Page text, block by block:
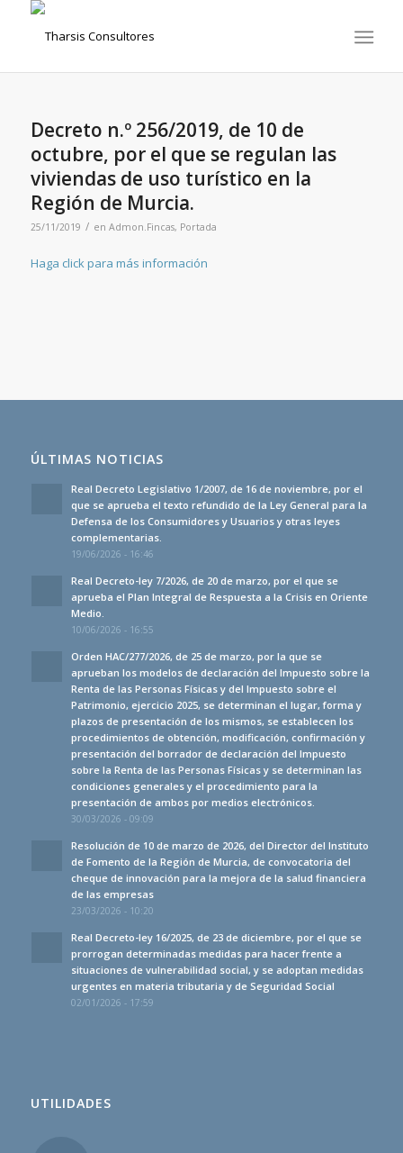
Decreto n.º 256/2019, de 10 de
octubre, por el que se regulan las
viviendas de uso turístico en la
Región de Murcia.
25/11/2019 / en Admon.Fincas, Portada
Haga click para más información
ÚLTIMAS NOTICIAS
Real Decreto Legislativo 1/2007, de 16 de noviembre, por el
que se aprueba el texto refundido de la Ley General para la
Defensa de los Consumidores y Usuarios y otras leyes
complementarias.
19/06/2026 - 16:46
Real Decreto-ley 7/2026, de 20 de marzo, por el que se
aprueba el Plan Integral de Respuesta a la Crisis en Oriente
Medio.
10/06/2026 - 16:55
Orden HAC/277/2026, de 25 de marzo, por la que se
aprueban los modelos de declaración del Impuesto sobre la
Renta de las Personas Físicas y del Impuesto sobre el
Patrimonio, ejercicio 2025, se determinan el lugar, forma y
plazos de presentación de los mismos, se establecen los
procedimientos de obtención, modificación, confirmación y
presentación del borrador de declaración del Impuesto
sobre la Renta de las Personas Físicas y se determinan las
condiciones generales y el procedimiento para la
presentación de ambos por medios electrónicos.
30/03/2026 - 09:09
Resolución de 10 de marzo de 2026, del Director del Instituto
de Fomento de la Región de Murcia, de convocatoria del
cheque de innovación para la mejora de la salud financiera
de las empresas
23/03/2026 - 10:20
Real Decreto-ley 16/2025, de 23 de diciembre, por el que se
prorrogan determinadas medidas para hacer frente a
situaciones de vulnerabilidad social, y se adoptan medidas
urgentes en materia tributaria y de Seguridad Social
02/01/2026 - 17:59
UTILIDADES